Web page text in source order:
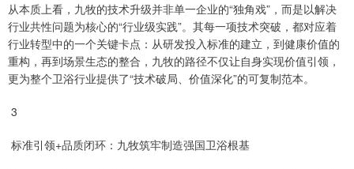
从本质上看，九牧的技术升级并非单一企业的“独角戏”，而是以解决
行业共性问题为核心的“行业级实践”。其每一项技术突破，都对应着
行业转型中的一个关键卡点：从研发投入标准的建立，到健康价值的
重构，再到场景生态的整合，九牧的路径不仅让自身实现价值引领，
更为整个卫浴行业提供了“技术破局、价值深化”的可复制范本。
3
标准引领+品质闭环：九牧筑牢制造强国卫浴根基